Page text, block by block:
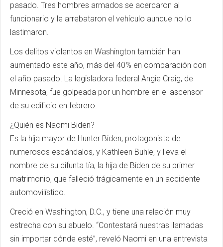
pasado. Tres hombres armados se acercaron al
funcionario y le arrebataron el vehículo aunque no lo
lastimaron.
Los delitos violentos en Washington también han
aumentado este año, más del 40% en comparación con
el año pasado. La legisladora federal Angie Craig, de
Minnesota, fue golpeada por un hombre en el ascensor
de su edificio en febrero.
¿Quién es Naomi Biden?
Es la hija mayor de Hunter Biden, protagonista de
numerosos escándalos, y Kathleen Buhle, y lleva el
nombre de su difunta tía, la hija de Biden de su primer
matrimonio, que falleció trágicamente en un accidente
automovilístico.
Creció en Washington, D.C., y tiene una relación muy
estrecha con su abuelo. “Contestará nuestras llamadas
sin importar dónde esté”, reveló Naomi en una entrevista